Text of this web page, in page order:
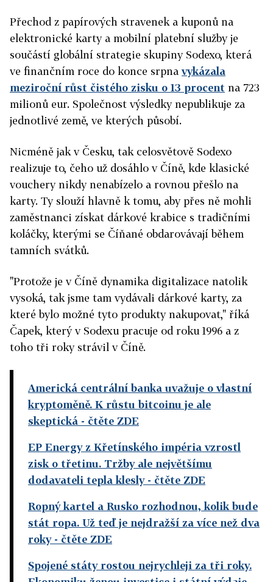
Přechod z papírových stravenek a kuponů na
elektronické karty a mobilní platební služby je
součástí globální strategie skupiny Sodexo, která
ve finančním roce do konce srpnavykázala
meziroční růst čistého zisku o 13 procent na 723
milionů eur. Společnost výsledky nepublikuje za
jednotlivé země, ve kterých působí.
Nicméně jak v Česku, tak celosvětově Sodexo
realizuje to, čeho už dosáhlo v Číně, kde klasické
vouchery nikdy nenabízelo a rovnou přešlo na
karty. Ty slouží hlavně k tomu, aby přes ně mohli
zaměstnanci získat dárkové krabice s tradičními
koláčky, kterými se Číňané obdarovávají během
tamních svátků.
"Protože je v Číně dynamika digitalizace natolik
vysoká, tak jsme tam vydávali dárkové karty, za
které bylo možné tyto produkty nakupovat," říká
Čapek, který v Sodexu pracuje od roku 1996 a z
toho tři roky strávil v Číně.
Americká centrální banka uvažuje o vlastní
kryptoměně. K růstu bitcoinu je ale
skeptická - čtěte ZDE
EP Energy z Křetínského impéria vzrostl
zisk o třetinu. Tržby ale největšímu
dodavateli tepla klesly- čtěte ZDE
Ropný kartel a Rusko rozhodnou, kolik bude
stát ropa. Už teď je nejdražší za více než dva
roky- čtěte ZDE
Spojené státy rostou nejrychleji za tři roky.